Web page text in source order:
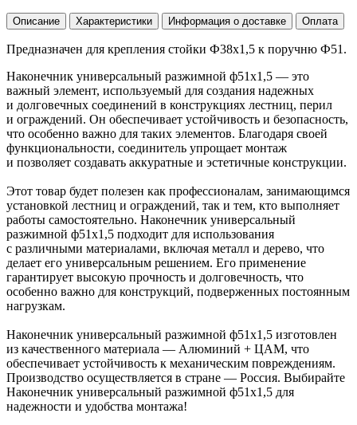
Описание Характеристики Информация о доставке Оплата
Предназначен для крепления стойки Ф38х1,5 к поручню Ф51.
Наконечник универсальный разжимной ф51х1,5 — это
важный элемент, используемый для создания надежных
и долговечных соединений в конструкциях лестниц, перил
и ограждений. Он обеспечивает устойчивость и безопасность,
что особенно важно для таких элементов. Благодаря своей
функциональности, соединитель упрощает монтаж
и позволяет создавать аккуратные и эстетичные конструкции.
Этот товар будет полезен как профессионалам, занимающимся
установкой лестниц и ограждений, так и тем, кто выполняет
работы самостоятельно. Наконечник универсальный
разжимной ф51х1,5 подходит для использования
с различными материалами, включая металл и дерево, что
делает его универсальным решением. Его применение
гарантирует высокую прочность и долговечность, что
особенно важно для конструкций, подверженных постоянным
нагрузкам.
Наконечник универсальный разжимной ф51х1,5 изготовлен
из качественного материала — Алюминий + ЦАМ, что
обеспечивает устойчивость к механическим повреждениям.
Производство осуществляется в стране — Россия. Выбирайте
Наконечник универсальный разжимной ф51х1,5 для
надежности и удобства монтажа!